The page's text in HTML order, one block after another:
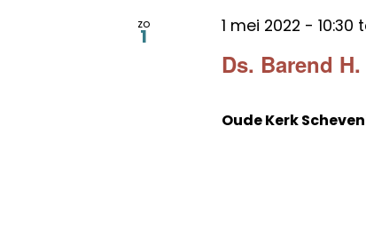
zo
1
Ds. Barend
1 mei 2022 - 10:30
Oude Kerk